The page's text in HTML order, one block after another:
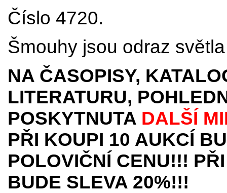
Číslo 4720.
Šmouhy jsou odraz
NA ČASOPISY,
LITERATURU,
POSKYTNUTA DALŠÍ
PŘI KOUPI 10 AUKCÍ
POLOVIČNÍ CENU!!!
BUDE SLEVA 20%!!!